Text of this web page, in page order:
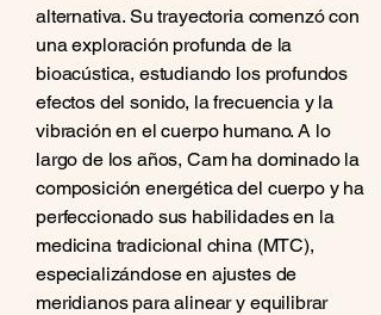
alternativa. Su trayectoria comenzó con
una exploración profunda de la
bioacústica, estudiando los profundos
efectos del sonido, la frecuencia y la
vibración en el cuerpo humano. A lo
largo de los años, Cam ha dominado la
composición energética del cuerpo y ha
perfeccionado sus habilidades en la
medicina tradicional china (MTC),
especializándose en ajustes de
meridianos para alinear y equilibrar